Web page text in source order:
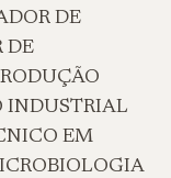
DE
DE
INDUSTRIAL
EM